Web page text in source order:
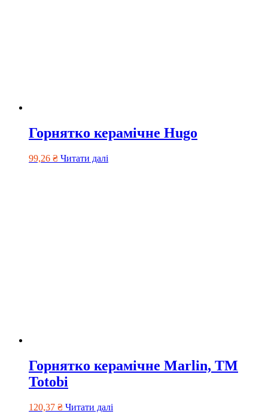
Горнятко керамічне Hugo
99,26 ₴ Читати далі
Горнятко керамічне Marlin, TM
Totobі
120,37 ₴ Читати далі